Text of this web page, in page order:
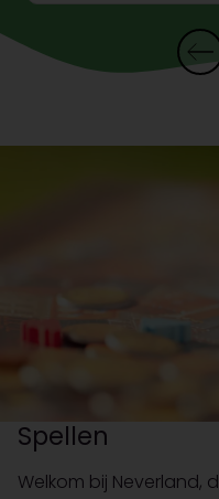
Spellen
Welkom bij Neverland,